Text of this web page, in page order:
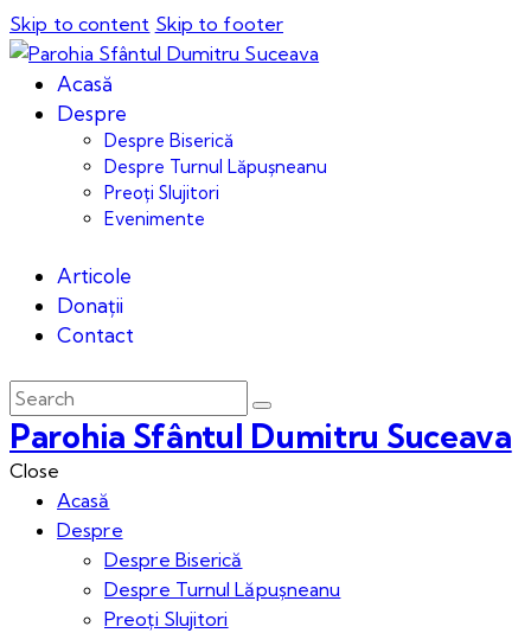
Skip to content Skip to footer
Acasă
Despre
Despre Biserică
Despre Turnul Lăpușneanu
Preoți Slujitori
Evenimente
Articole
Donații
Contact
Parohia Sfântul Dumitru Suceava
Close
Acasă
Despre
Despre Biserică
Despre Turnul Lăpușneanu
Preoți Slujitori